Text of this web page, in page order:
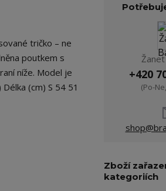
tričko – ne
poutkem s
níže. Model je
(cm) S 54 51
+420
(Po-
Zboží
kategoriích